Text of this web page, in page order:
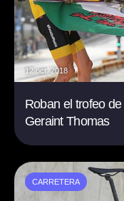
12 oct. 2018
Roban el trofeo
Geraint Thomas
CARRETERA